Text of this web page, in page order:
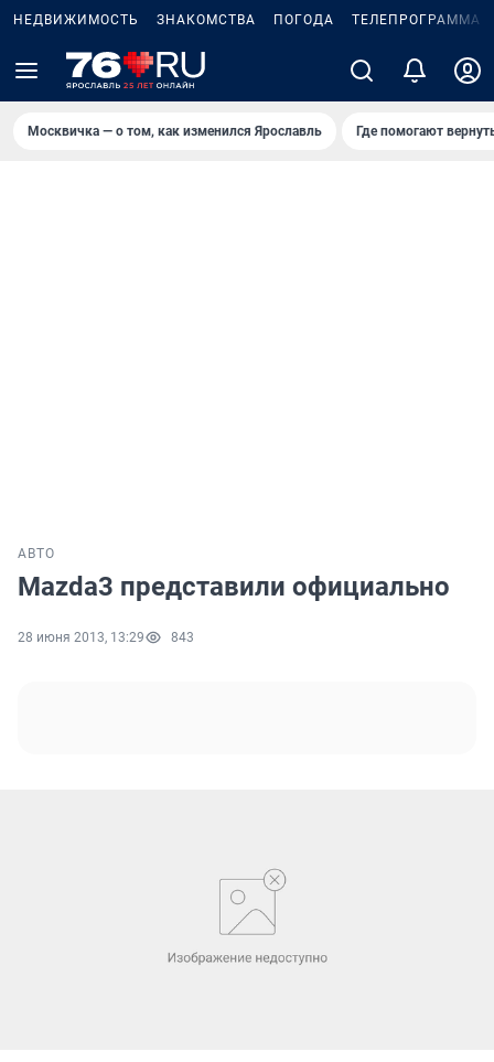
НЕДВИЖИМОСТЬ ЗНАКОМСТВА ПОГОДА ТЕЛЕПРОГРАММА
Москвичка — о том, как изменился Ярославль Где помогают
АВТО
Mazda3 представили официально
28 июня 2013, 13:29 843